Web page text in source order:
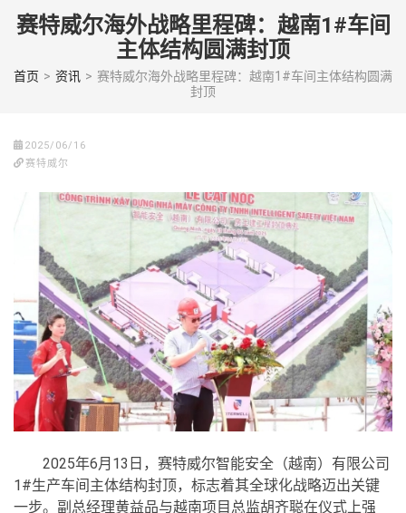
Skip
(Press
赛特威尔海外战略里程碑：越南1#车间
主体结构圆满封顶
首页 > 资讯 > 赛特威尔海外战略里程碑：越南1#车间主体结构圆满
封顶
2025/06/16
赛特威尔
2025年6月13日，赛特威尔智能安全（越南）有限公司
1#生产车间主体结构封顶，标志着其全球化战略迈出关键
一步。副总经理黄益品与越南项目总监胡齐聪在仪式上强